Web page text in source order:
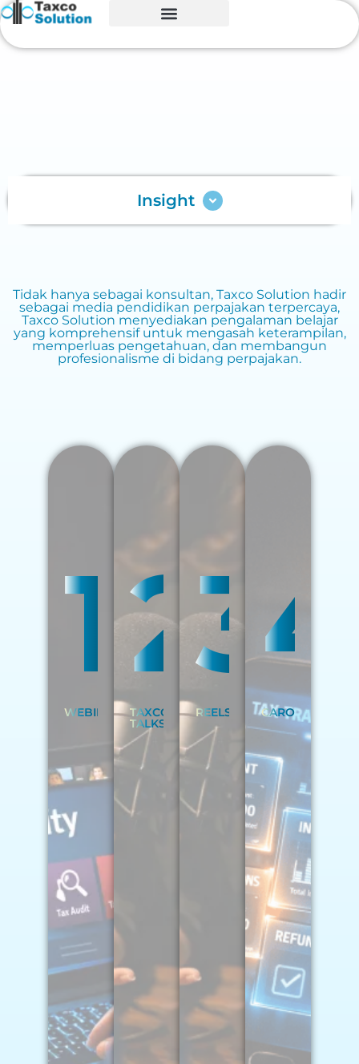
Insight
Tidak hanya sebagai konsultan, Taxco Solution hadir
sebagai media pendidikan perpajakan terpercaya,
Taxco Solution menyediakan pengalaman belajar
yang komprehensif untuk mengasah keterampilan,
memperluas pengetahuan, dan membangun
profesionalisme di bidang perpajakan.
1
WEBINAR
2
TAXCO
TALKS
3
REELS
4
CAROUSEL